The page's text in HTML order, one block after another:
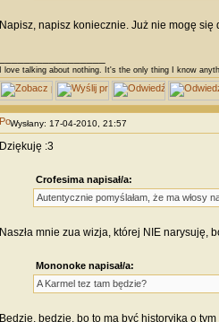
Napisz, napisz koniecznie. Już nie mogę się
I love talking about nothing. It's the only thing I know
Wysłany: 17-04-2010, 21:57
Dziękuję :3
Crofesima napisał/a:
Autentycznie pomyślałam, że ma włosy
Naszła mnie zua wizja, której NIE narysuję,
Mononoke napisał/a:
A Karmel tez tam będzie?
Będzie, będzie, bo to ma być historyjka o